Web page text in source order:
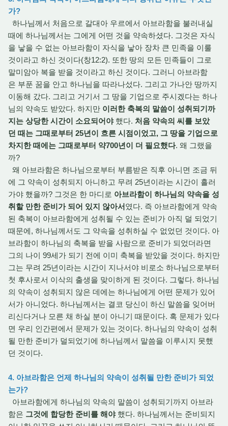
가?
하나님께서 처음으로 갈대아 우르에서 아브라함을 불러내실
때에 하나님께서는 그에게 어떤 것을 약속하셨다. 그것은 자식
을 낳을 수 없는 아브라함이 자식을 낳아 장차 큰 민족을 이룰
것이라고 하신 것이다(창12:2). 또한 땅의 모든 민족들이 그로
말미암아 복을 받을 것이라고 하신 것이다. 그러니 아브라함
은 부푼 꿈을 안고 하나님을 따라나섰다. 그리고 가나안 땅까지
이동해 갔다. 그리고 거기서 그 땅을 기업으로 주시겠다는 하나
님의 약속도 받았다. 하지만 이러한 축복의 말씀이 성취되기까
지는 상당한 시간이 소요되어야했다. 처음 약속의 씨를 보았
던 때는 그때로부터 25년이 흐른 시점이었고, 그 땅을 기업으로
차지한 때에는 그때로부터 약700년이 더 필요했다. 왜 그랬을
까?
왜 아브라함은 하나님으로부터 부름받은 직후 아니면 조금 뒤
에 그 약속이 성취되지 아니하고 무려 25년이라는 시간이 흘러
가야 했을까? 그것은 한 마디로 아브라함이 하나님의 약속을 성
취할 만한 준비가 되어 있지 않아서였다. 즉 아브라함에게 약속
된 축복이 아브라함에게 성취될 수 있는 준비가 아직 덜 되었기
때문에, 하나님께서도 그 약속을 성취하실 수 없었던 것이다. 아
브라함이 하나님의 축복을 받을 사람으로 준비가 되었더라면
그의 나이 99세가 되기 전에 이미 축복을 받았을 것이다. 하지만
그는 무려 25년이라는 시간이 지나서야 비로소 하나님으로부터
첫 후사로서 이삭의 출생을 맞이하게 된 것이다. 그렇다. 하나님
의 약속이 성취되지 않은 데에는 하나님에게 어떤 문제가 있어
서가 아니었다. 하나님께서는 결코 당신이 하신 말씀을 잊어버
리신다거나 모른 채 하실 분이 아니기 때문이다. 혹 문제가 있다
면 우리 인간편에서 문제가 있는 것이다. 하나님의 약속이 성취
될 만한 준비가 덜되었기에 하나님께서 말씀을 이루시지 못했
던 것이다.
4. 아브라함은 언제 하나님의 약속이 성취될 만한 준비가 되었
는가?
아브라함에게 하나님의 약속의 말씀이 성취되기까지 아브라
함은 그것에 합당한 준비를 해야했다. 하나님께서는 준비되지